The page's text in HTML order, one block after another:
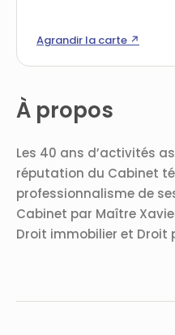
À propos
Les 40 ans d’activités
réputation du Cabinet
professionnalisme de
Cabinet par Maître
Droit immobilier et Droit
Agrandir la carte ↗